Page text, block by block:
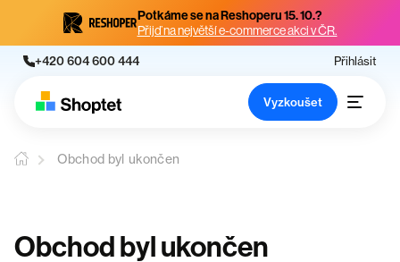
Potkáme se na Reshoperu 15. 10.?
Přijď na největší e-commerce akci v ČR.
+420 604 600 444 Přihlásit
Vyzkoušet
Obchod byl ukončen
Obchod byl ukončen